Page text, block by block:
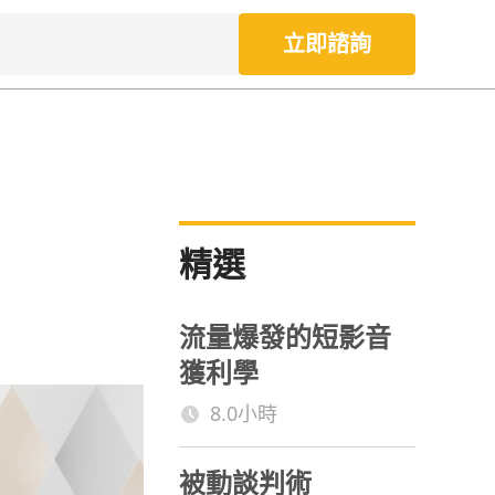
立即諮詢
精選
流量爆發的短影音
獲利學
8.0小時
被動談判術